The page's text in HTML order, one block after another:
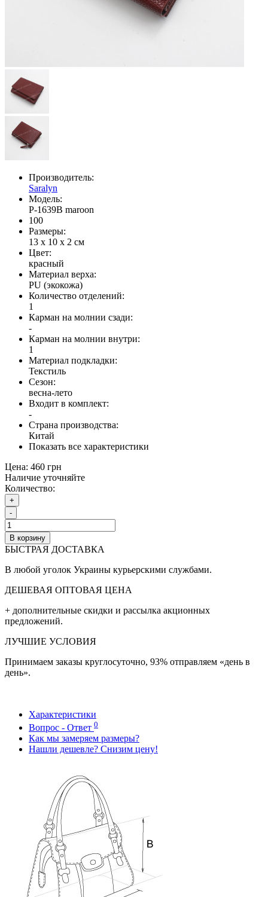
Производитель:
Saralyn
Модель:
P-1639B maroon
100
Размеры:
13 x 10 x 2 см
Цвет:
красный
Материал верха:
PU (экокожа)
Количество отделений:
1
Карман на молнии сзади:
-
Карман на молнии внутри:
1
Материал подкладки:
Текстиль
Сезон:
весна-лето
Входит в комплект:
-
Страна производства:
Китай
Показать все характеристики
Цена: 460 грн
Наличие уточняйте
Количество:
+
-
В корзину
БЫСТРАЯ ДОСТАВКА
В любой уголок Украины курьерскими службами.
ДЕШЕВАЯ ОПТОВАЯ ЦЕНА
+ дополнительные cкидки и рассылка акционных
предложений.
ЛУЧШИЕ УСЛОВИЯ
Принимаем заказы круглосуточно, 93% отправляем «день в
день».
Характеристики
Вопрос - Ответ 0
Как мы замеряем размеры?
Нашли дешевле? Снизим цену!